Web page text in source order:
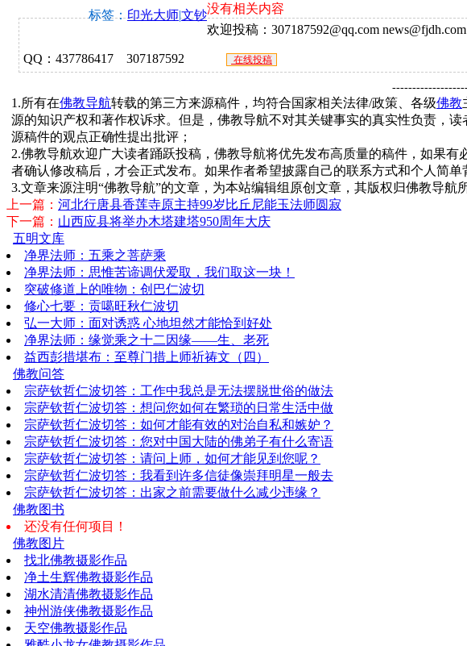
标签：印光大师|文钞没有相关内容
欢迎投稿：307187592@qq.com news@fjdh.com
QQ：437786417 307187592 在线投稿
1.所有在佛教导航转载的第三方来源稿件，均符合国家相关法律/政策、各级佛教
源的知识产权和著作权诉求。但是，佛教导航不对其关键事实的真实性负责，
源稿件的观点正确性提出批评；
2.佛教导航欢迎广大读者踊跃投稿，佛教导航将优先发布高质量的稿件，如果
者确认修改稿后，才会正式发布。如果作者希望披露自己的联系方式和个人简单
3.文章来源注明“佛教导航”的文章，为本站编辑组原创文章，其版权归佛教导航
上一篇： 河北行唐县香莲寺原主持99岁比丘尼能玉法师圆寂
下一篇： 山西应县将举办木塔建塔950周年大庆
五明文库
净界法师：五乘之菩萨乘
净界法师：思惟苦谛调伏爱取，我们取这一块！
突破修道上的唯物：创巴仁波切
修心七要：贡噶旺秋仁波切
弘一大师：面对诱惑 心地坦然才能恰到好处
净界法师：缘觉乘之十二因缘——生、老死
益西彭措堪布：至尊门措上师祈祷文（四）
佛教问答
宗萨钦哲仁波切答：工作中我总是无法摆脱世俗的做法
宗萨钦哲仁波切答：想问您如何在繁琐的日常生活中做
宗萨钦哲仁波切答：如何才能有效的对治自私和嫉妒？
宗萨钦哲仁波切答：您对中国大陆的佛弟子有什么寄语
宗萨钦哲仁波切答：请问上师，如何才能见到您呢？
宗萨钦哲仁波切答：我看到许多信徒像崇拜明星一般去
宗萨钦哲仁波切答：出家之前需要做什么减少违缘？
佛教图书
还没有任何项目！
佛教图片
找北佛教摄影作品
净土生辉佛教摄影作品
湖水清清佛教摄影作品
神州游侠佛教摄影作品
天空佛教摄影作品